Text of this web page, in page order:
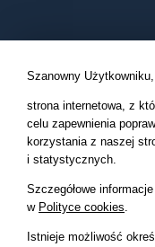
Kompleksowy Nadzór
Projektu, Inspektor
O FIRMIE
Szanowny Użytkowniku,
strona internetowa, z
celu zapewnienia
korzystania z naszej
i statystycznych.
Szczegółowe
w Polityce cookies.
Istnieje możliwość